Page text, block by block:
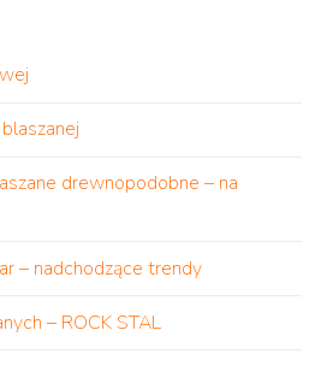
drewnopodobne – na
– nadchodzące trendy
– ROCK STAL